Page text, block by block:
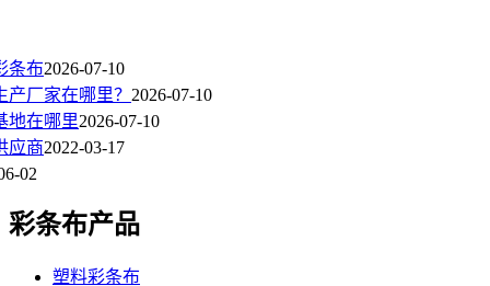
条布2026-07-10
厂家在哪里？ 2026-07-10
地在哪里2026-07-10
应商2022-03-17
02
彩条布产品
塑料彩条布